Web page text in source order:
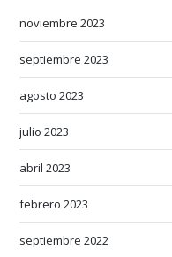
noviembre 2023
septiembre 2023
agosto 2023
julio 2023
abril 2023
febrero 2023
septiembre 2022